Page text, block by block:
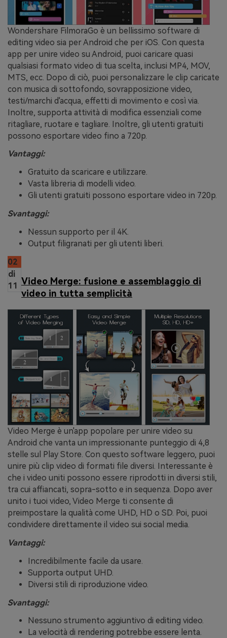
Wondershare FilmoraGo è un bellissimo software di
editing video sia per Android che per iOS. Con questa
app per unire video su Android, puoi caricare quasi
qualsiasi formato video di tua scelta, inclusi MP4, MOV,
MTS, ecc. Dopo di ciò, puoi personalizzare le clip caricate
con musica di sottofondo, sovrapposizione video,
testi/marchi d'acqua, effetti di movimento e così via.
Inoltre, supporta attività di modifica essenziali come
ritagliare, ruotare e tagliare. Inoltre, gli utenti gratuiti
possono esportare video fino a 720p.
Vantaggi:
Gratuito da scaricare e utilizzare.
Vasta libreria di modelli video.
Gli utenti gratuiti possono esportare video in 720p.
Svantaggi:
Nessun supporto per il 4K.
Output filigranati per gli utenti liberi.
02
di
11 Video Merge: fusione e assemblaggio di
video in tutta semplicità
Video Merge è un'app popolare per unire video su
Android che vanta un impressionante punteggio di 4,8
stelle sul Play Store. Con questo software leggero, puoi
unire più clip video di formati file diversi. Interessante è
che i video uniti possono essere riprodotti in diversi stili,
tra cui affiancati, sopra-sotto e in sequenza. Dopo aver
unito i tuoi video, Video Merge ti consente di
preimpostare la qualità come UHD, HD o SD. Poi, puoi
condividere direttamente il video sui social media.
Vantaggi:
Incredibilmente facile da usare.
Supporta output UHD.
Diversi stili di riproduzione video.
Svantaggi:
Nessuno strumento aggiuntivo di editing video.
La velocità di rendering potrebbe essere lenta.